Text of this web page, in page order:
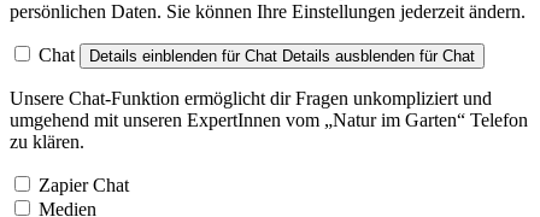
Unsere Chat-Funktion ermöglicht dir Fragen unkompliziert und
umgehend mit unseren ExpertInnen vom „Natur im Garten“ Telefon
zu klären.
Medien
Details einblenden